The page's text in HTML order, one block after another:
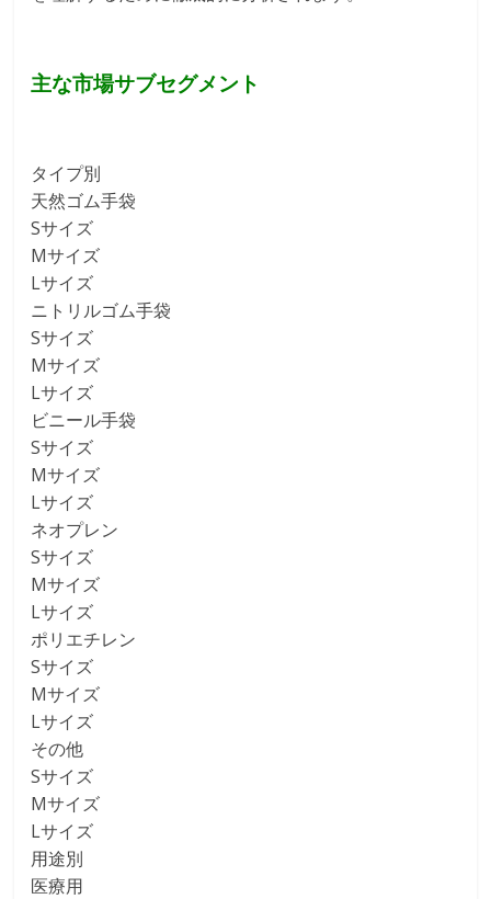
主な市場サブセグメント
タイプ別
天然ゴム手袋
Sサイズ
Mサイズ
Lサイズ
ニトリルゴム手袋
Sサイズ
Mサイズ
Lサイズ
ビニール手袋
Sサイズ
Mサイズ
Lサイズ
ネオプレン
Sサイズ
Mサイズ
Lサイズ
ポリエチレン
Sサイズ
Mサイズ
Lサイズ
その他
Sサイズ
Mサイズ
Lサイズ
用途別
医療用